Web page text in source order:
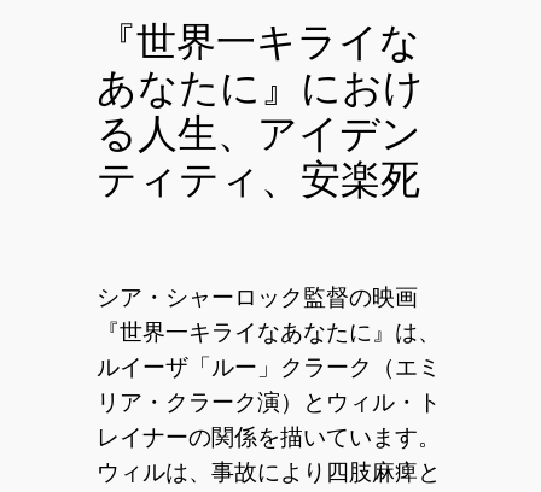
『世界一キライな
あなたに』におけ
る人生、アイデン
ティティ、安楽死
シア・シャーロック監督の映画
『世界一キライなあなたに』は、
ルイーザ「ルー」クラーク（エミ
リア・クラーク演）とウィル・ト
レイナーの関係を描いています。
ウィルは、事故により四肢麻痺と